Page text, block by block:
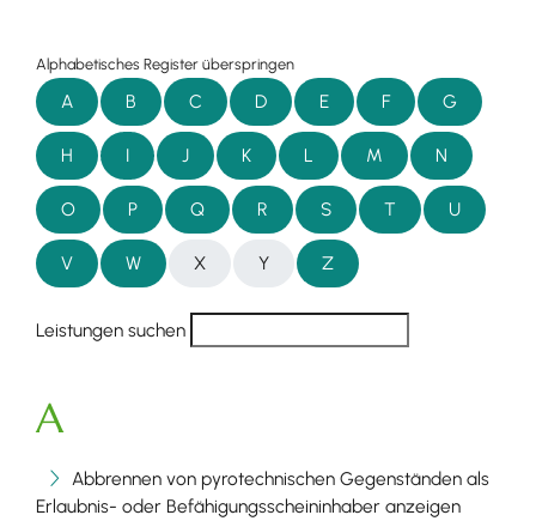
Alphabetisches Register überspringen
A B C D E F G
H I J K L M N
O P Q R S T U
V W X Y Z
Leistungen suchen
A
Abbrennen von pyrotechnischen Gegenständen als
Erlaubnis- oder Befähigungsscheininhaber anzeigen